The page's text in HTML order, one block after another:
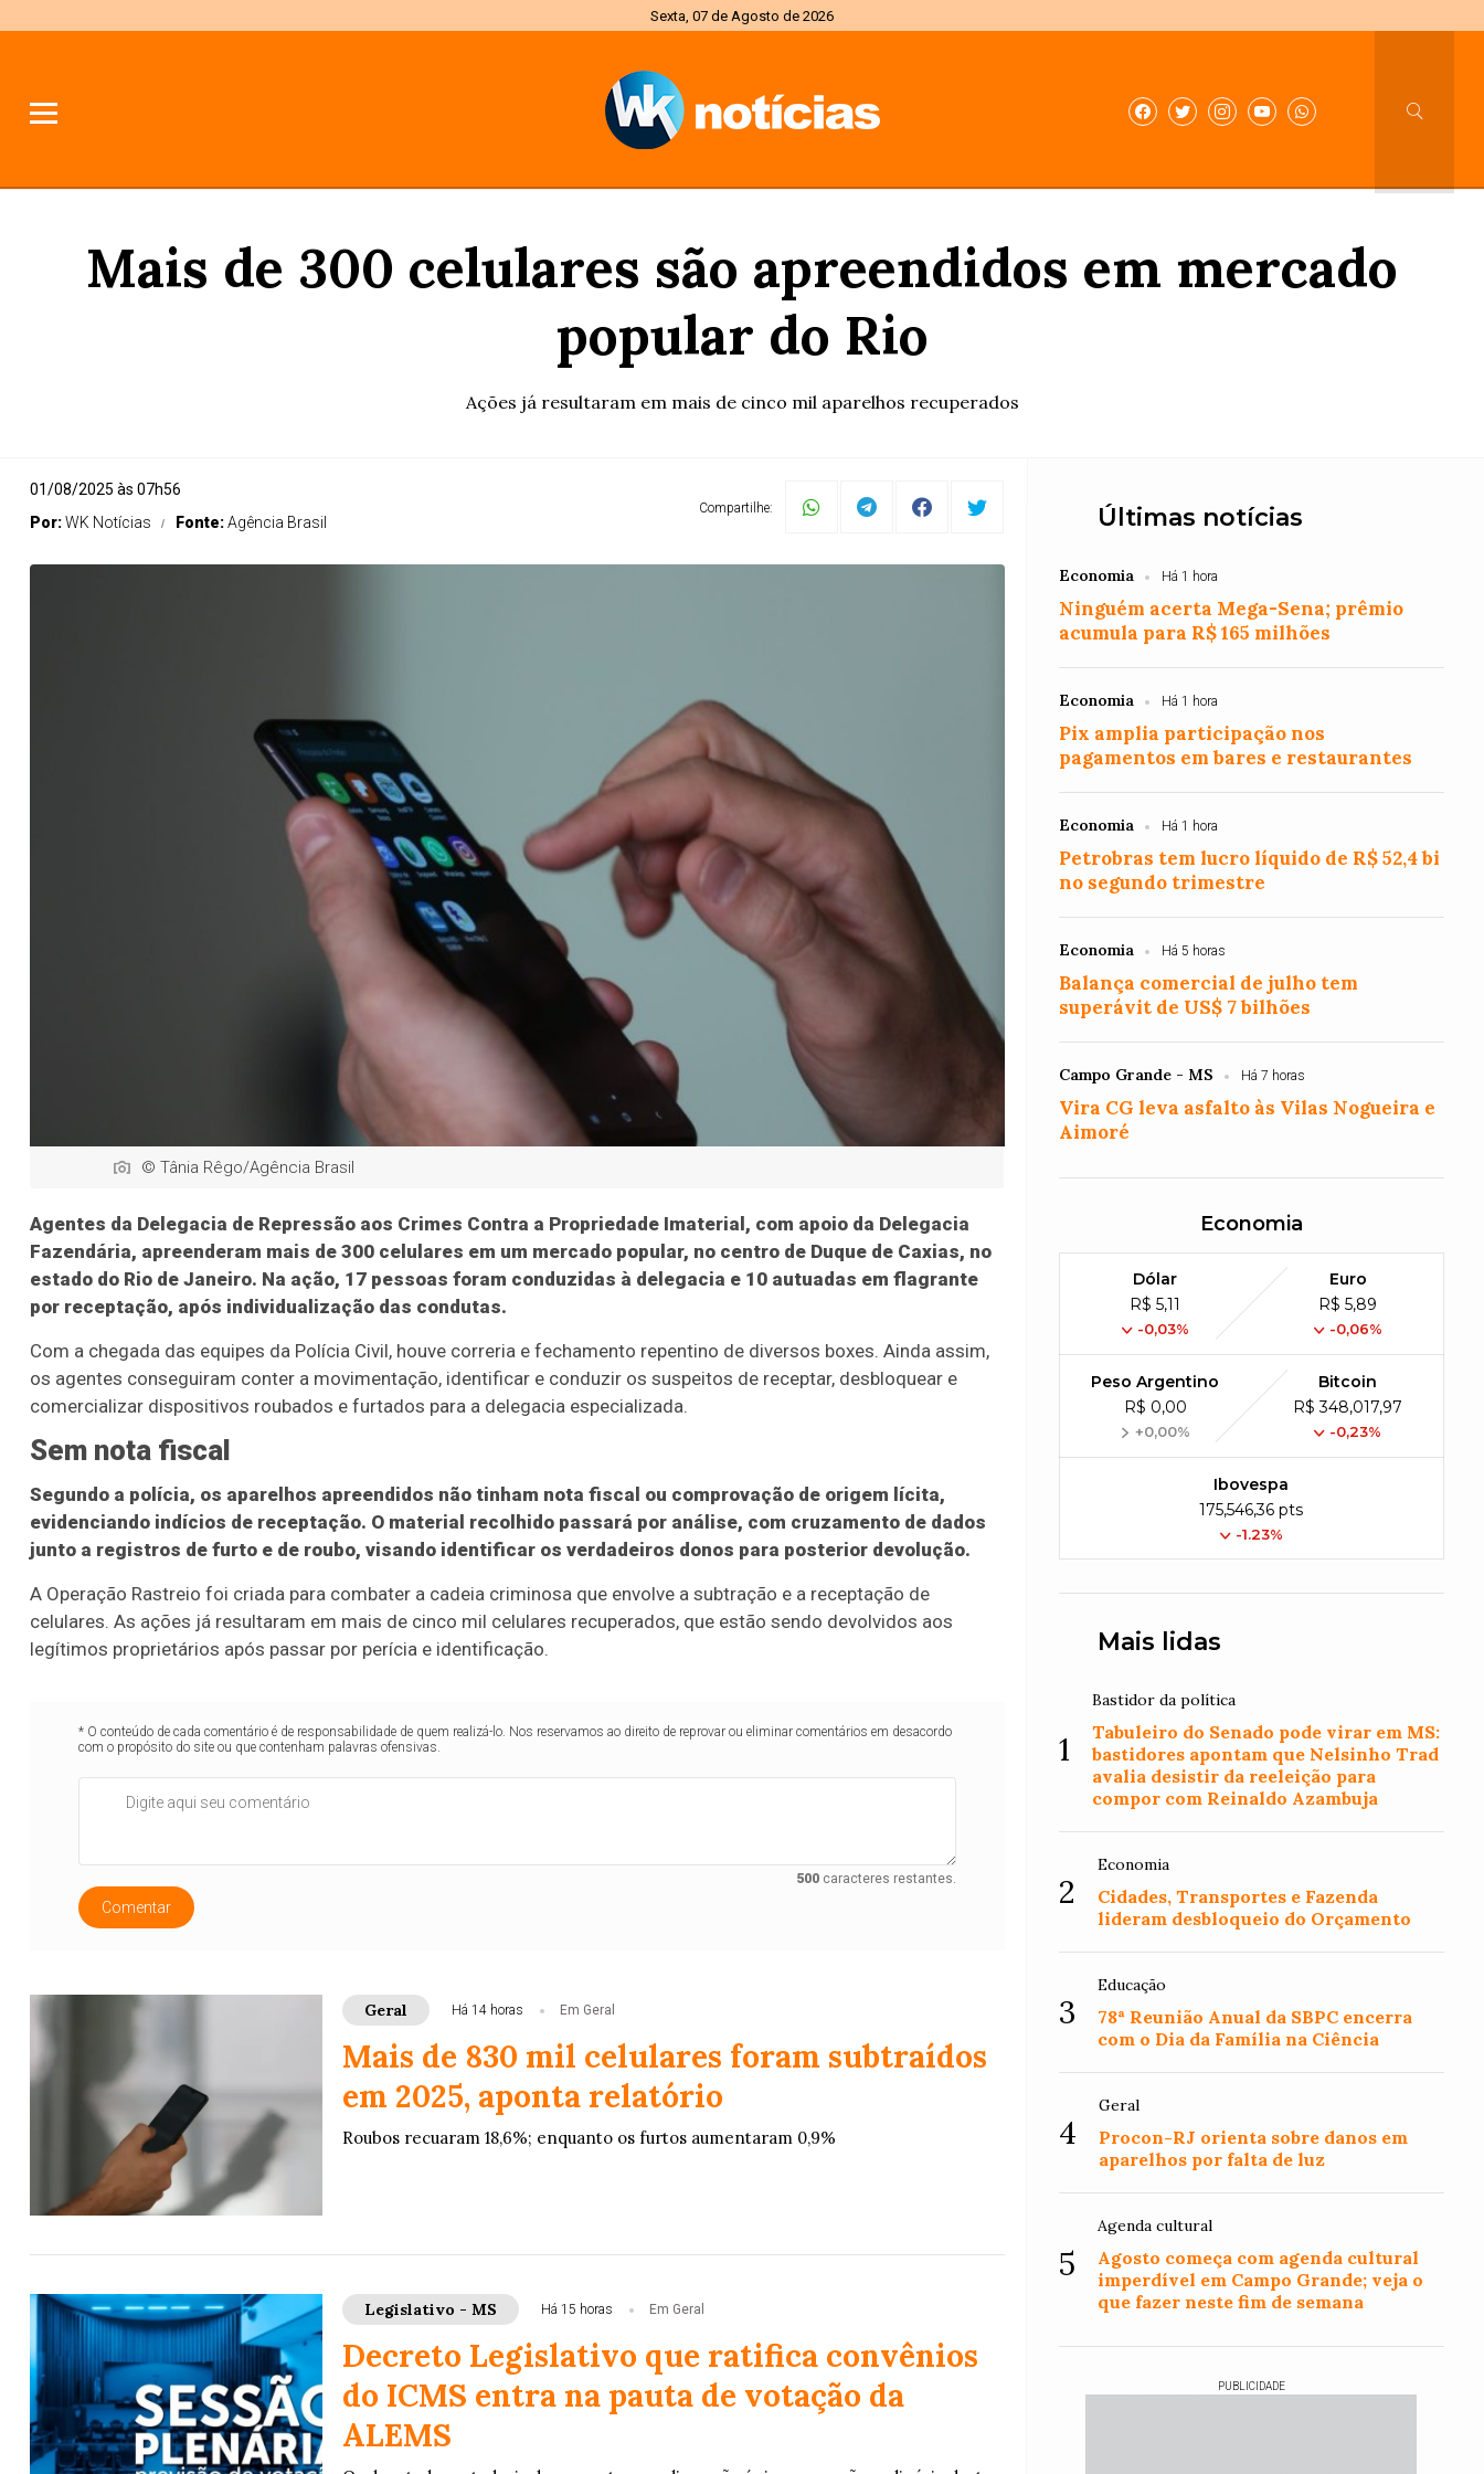
Sexta, 07 de Agosto de 2026
Mais de 300 celulares são apreendidos em mercado
popular do Rio
Ações já resultaram em mais de cinco mil aparelhos recuperados
01/08/2025 às 07h56
Por:WK Notícias Fonte:Agência Brasil
Compartilhe:
© Tânia Rêgo/Agência Brasil
Agentes da Delegacia de Repressão aos Crimes Contra a Propriedade Imaterial, com apoio da Delegacia
Fazendária, apreenderam mais de 300 celulares em um mercado popular, no centro de Duque de Caxias, no
estado do Rio de Janeiro. Na ação, 17 pessoas foram conduzidas à delegacia e 10 autuadas em flagrante
por receptação, após individualização das condutas.
Com a chegada das equipes da Polícia Civil, houve correria e fechamento repentino de diversos boxes. Ainda assim,
os agentes conseguiram conter a movimentação, identificar e conduzir os suspeitos de receptar, desbloquear e
comercializar dispositivos roubados e furtados para a delegacia especializada.
Sem nota fiscal
Segundo a polícia, os aparelhos apreendidos não tinham nota fiscal ou comprovação de origem lícita,
evidenciando indícios de receptação. O material recolhido passará por análise, com cruzamento de dados
junto a registros de furto e de roubo, visando identificar os verdadeiros donos para posterior devolução.
A Operação Rastreio foi criada para combater a cadeia criminosa que envolve a subtração e a receptação de
celulares. As ações já resultaram em mais de cinco mil celulares recuperados, que estão sendo devolvidos aos
legítimos proprietários após passar por perícia e identificação.
* O conteúdo de cada comentário é de responsabilidade de quem realizá-lo. Nos reservamos ao direito de reprovar ou eliminar comentários em desacordo
com o propósito do site ou que contenham palavras ofensivas.
500caracteres restantes.
Comentar
Geral Há 14 horas Em Geral
Mais de 830 mil celulares foram subtraídos
em 2025, aponta relatório
Roubos recuaram 18,6%; enquanto os furtos aumentaram 0,9%
Legislativo - MS Há 15 horas Em Geral
Decreto Legislativo que ratifica convênios
do ICMS entra na pauta de votação da
ALEMS
Últimas notícias
Economia Há 1 hora
Ninguém acerta Mega-Sena; prêmio
acumula para R$ 165 milhões
Economia Há 1 hora
Pix amplia participação nos
pagamentos em bares e restaurantes
Economia Há 1 hora
Petrobras tem lucro líquido de R$ 52,4 bi
no segundo trimestre
Economia Há 5 horas
Balança comercial de julho tem
superávit de US$ 7 bilhões
Campo Grande - MS Há 7 horas
Vira CG leva asfalto às Vilas Nogueira e
Aimoré
Economia
Dólar
R$ 5,11
-0,03%
Euro
R$ 5,89
-0,06%
Peso Argentino
R$ 0,00
+0,00%
Bitcoin
R$ 348,017,97
-0,23%
Ibovespa
175,546,36 pts
-1.23%
Mais lidas
1
Bastidor da política
Tabuleiro do Senado pode virar em MS:
bastidores apontam que Nelsinho Trad
avalia desistir da reeleição para
compor com Reinaldo Azambuja
2
Economia
Cidades, Transportes e Fazenda
lideram desbloqueio do Orçamento
3
Educação
78ª Reunião Anual da SBPC encerra
com o Dia da Família na Ciência
4
Geral
Procon-RJ orienta sobre danos em
aparelhos por falta de luz
5
Agenda cultural
Agosto começa com agenda cultural
imperdível em Campo Grande; veja o
que fazer neste fim de semana
PUBLICIDADE